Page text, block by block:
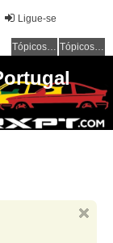
Ligue-se
Tópicos sem resposta Tópicos ativos